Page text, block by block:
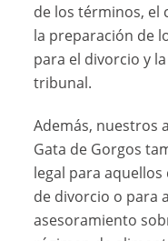
de los términos, el
la preparación de
para el divorcio y
tribunal.
Además, nuestros
Gata de Gorgos
legal para
de divorcio o para
asesoramiento